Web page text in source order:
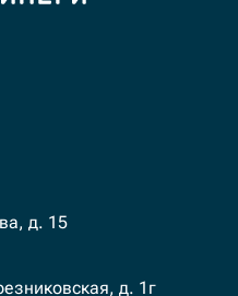
д. 15
д. 1г